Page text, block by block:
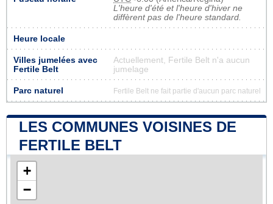
L'heure d'été et l'heure d'hiver ne
diffèrent pas de l'heure standard.
Heure locale
Villes jumelées avec
Fertile Belt
Actuellement, Fertile Belt n'a aucun
jumelage
Parc naturel Fertile Belt ne fait partie d'aucun parc naturel
LES COMMUNES VOISINES DE
FERTILE BELT
+
−